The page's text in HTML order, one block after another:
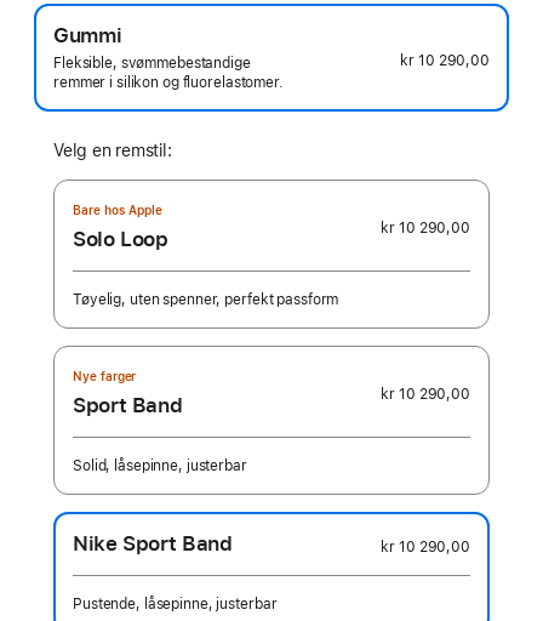
Gummi
Fleksible, svømmebestandige
remmer i silikon og fluorelastomer.
kr 10 290,00
Velg en remstil:
Bare hos Apple
Solo Loop kr 10 290,00
Tøyelig, uten spenner, perfekt passform
Nye farger
Sport Band kr 10 290,00
Solid, låsepinne, justerbar
Nike Sport Band kr 10 290,00
Pustende, låsepinne, justerbar